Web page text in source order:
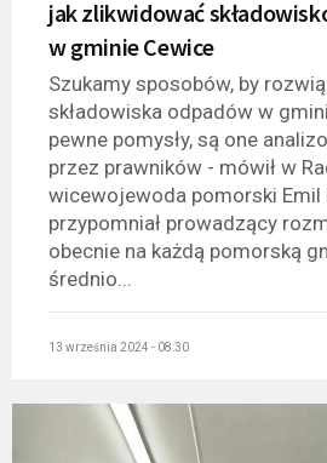
jak zlikwidować
w gminie Cewice
Szukamy sposobów, by
składowiska odpadów w
pewne pomysły, są one
przez prawników - mówił w
wicewojewoda pomorski Emil
przypomniał prowadzący
obecnie na każdą pomorską
średnio...
13 września 2024 - 08:30